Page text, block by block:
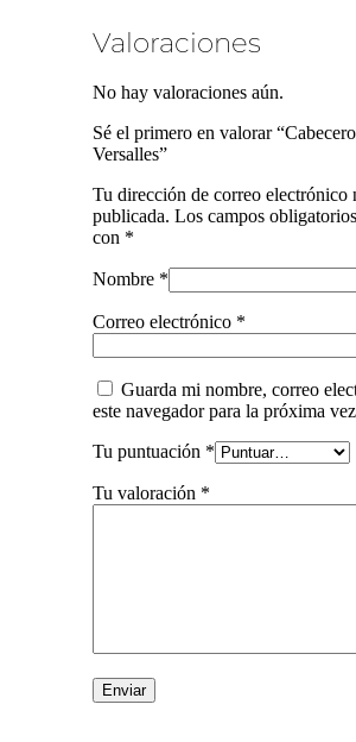
Valoraciones
No hay valoraciones aún.
Sé el primero en valorar
Versalles”
Tu dirección de correo electrónico
publicada. Los campos
con *
Nombre *
Correo electrónico *
Guarda mi nombre, correo
este navegador para la próxima
Tu puntuación *
Tu valoración *